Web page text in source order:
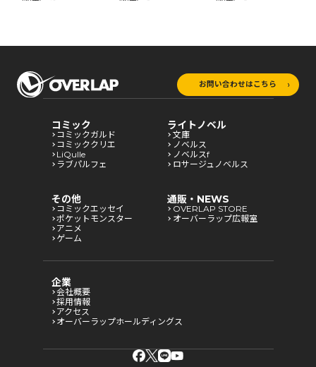
お問い合わせはこちら
コミック
コミックガルド
コミッククリエ
LiQulle
ラブパルフェ
ライトノベル
文庫
ノベルス
ノベルスf
ロサージュノベルス
その他
コミックエッセイ
ポケットモンスター
アニメ
ゲーム
通販・NEWS
OVERLAP STORE
オーバーラップ広報室
企業
会社概要
採用情報
アクセス
オーバーラップホールディングス